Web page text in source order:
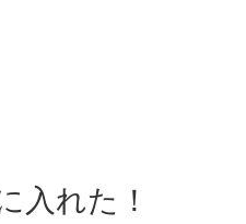
入れた！